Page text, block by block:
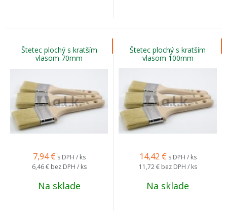
Štetec plochý s kratším
vlasom 70mm
7,94 € s DPH / ks
6,46 € bez DPH / ks
Na sklade
Štetec plochý s kratším
vlasom 100mm
14,42 € s DPH / ks
11,72 € bez DPH / ks
Na sklade